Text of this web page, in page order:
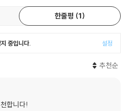
왕까지
던 지구, 구약시대 다윗과 솔로몬 왕국, 그
진화를 좇아 신화와 전설과 역사를 넘나든
여느 세계사 책과 다른 점을 마주하게 된
학도다운 우주적인 세계관을 엿볼 수 있
선다. 인류의 역사를 다루는 면면에도, 서
한줄평 1
중입니다. 설정
추천순
합니다!